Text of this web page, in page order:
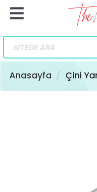
Anasayfa Çini